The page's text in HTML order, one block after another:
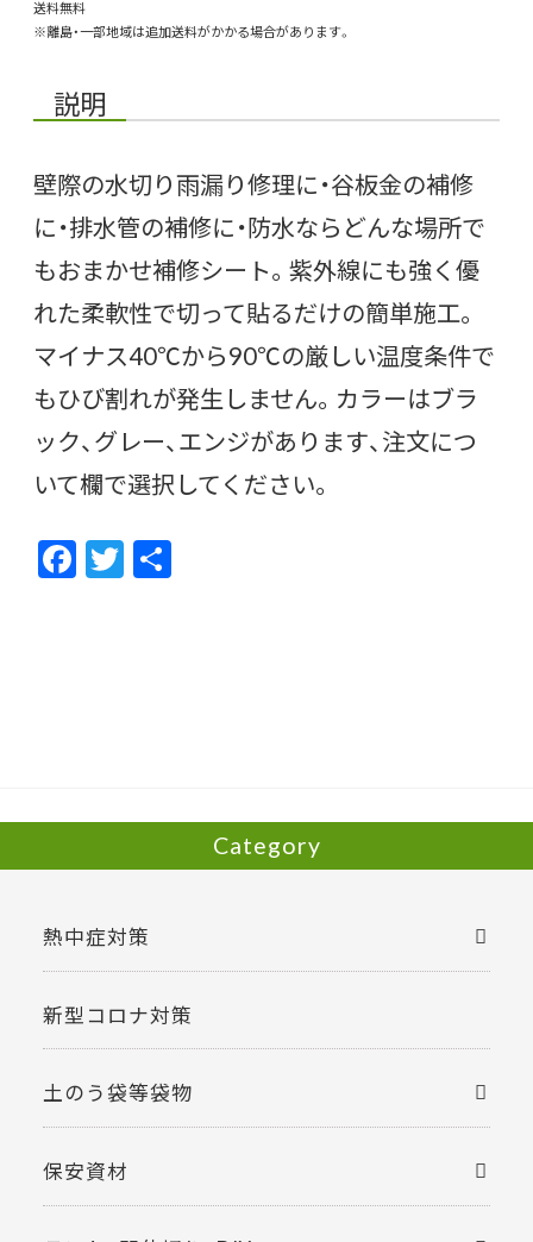
送料無料
※離島・一部地域は追加送料がかかる場合があります。
説明
壁際の水切り雨漏り修理に・谷板金の補修
に・排水管の補修に・防水ならどんな場所で
もおまかせ補修シート。紫外線にも強く優
れた柔軟性で切って貼るだけの簡単施工。
マイナス40℃から90℃の厳しい温度条件で
もひび割れが発生しません。カラーはブラ
ック、グレー、エンジがあります、注文につ
いて欄で選択してください。
F
ac
T
w
Category
熱中症対策
新型コロナ対策
土のう袋等袋物
保安資材